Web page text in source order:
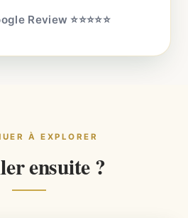
Review ⭐⭐⭐⭐⭐
À EXPLORER
ensuite ?